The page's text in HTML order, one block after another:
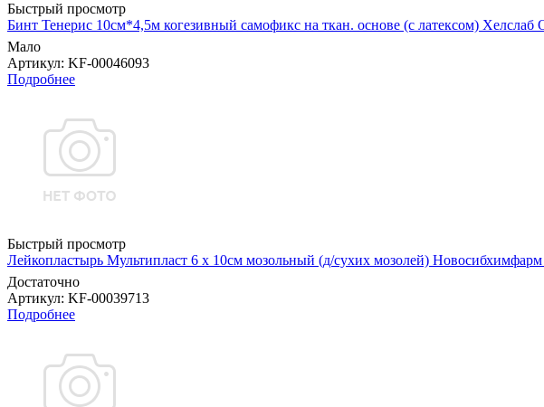
Быстрый просмотр
Бинт Тенерис 10см*4,5м когезивный самофикс на ткан. основе (с латексом)
Мало
Артикул: KF-00046093
Подробнее
Быстрый просмотр
Лейкопластырь Мультипласт 6 х 10см мозольный (д/сухих мозолей)
Достаточно
Артикул: KF-00039713
Подробнее